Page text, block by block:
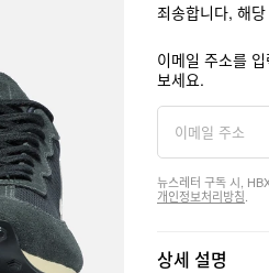
죄송합니다, 해
이메일 주소를
보세요.
뉴스레터 구독 시,
개인정보처리방침
상세 설명